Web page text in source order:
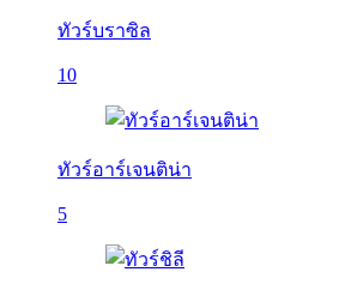
ทัวร์บราซิล
10
ทัวร์อาร์เจนติน่า
5